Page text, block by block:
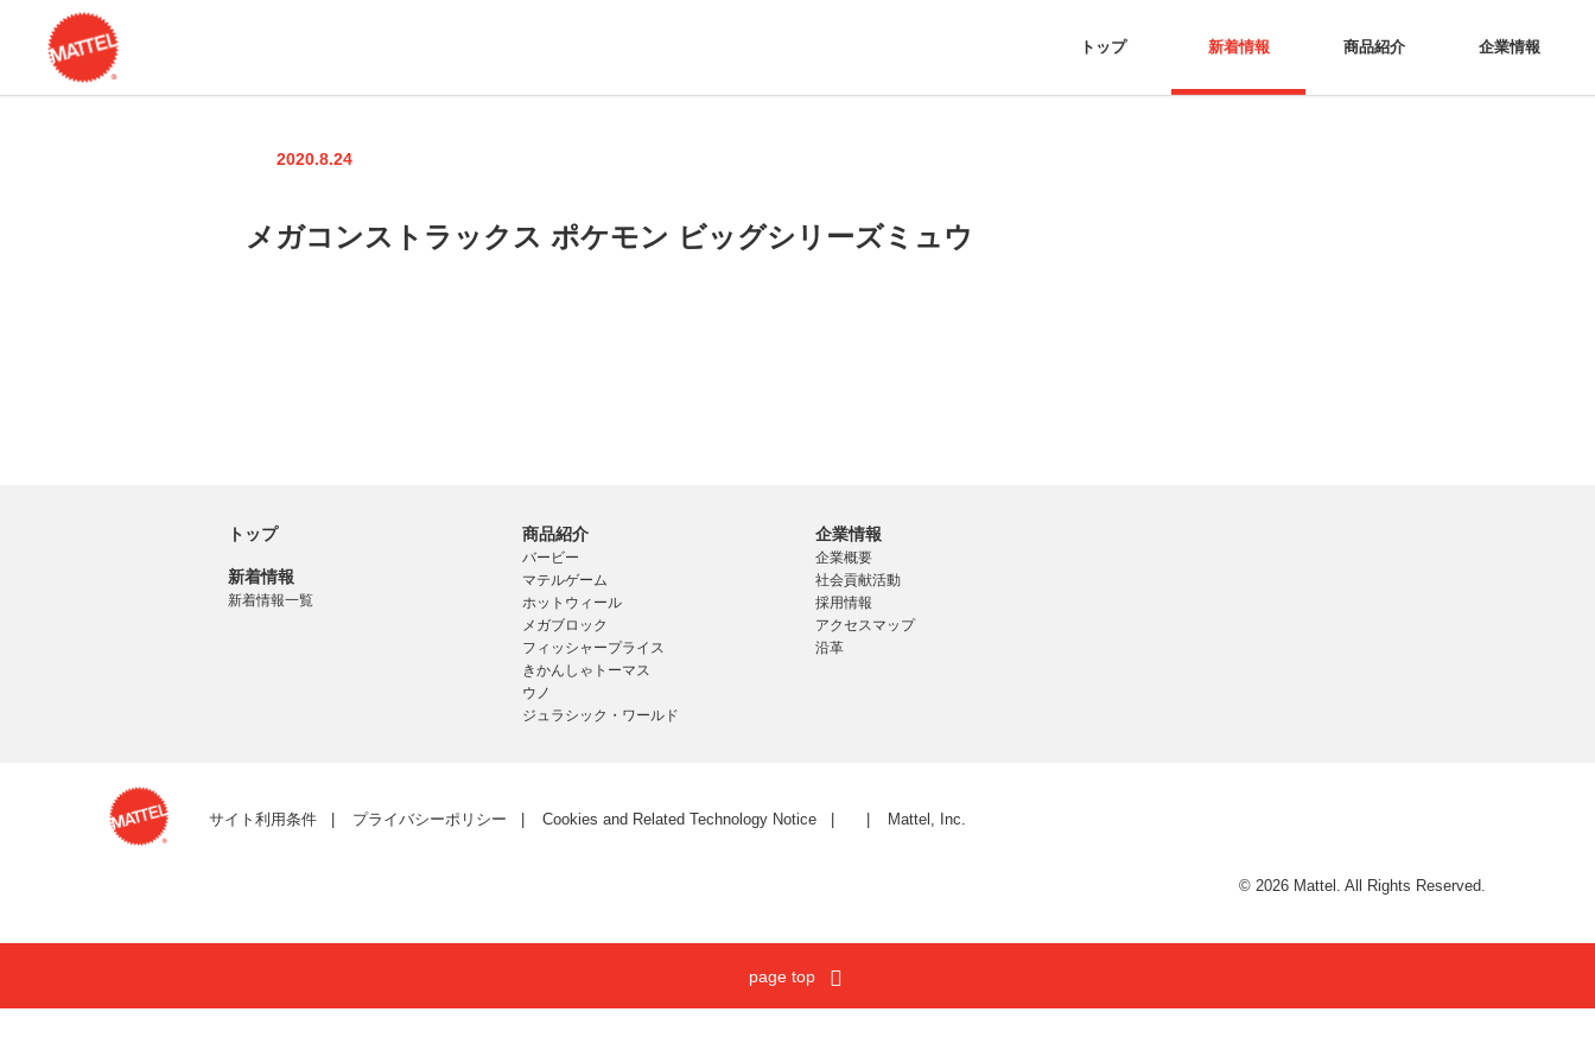
トップ 新着情報 商品紹介 企業情報
2020.8.24
メガコンストラックス ポケモン ビッグシリーズミュウ
トップ
新着情報
新着情報一覧
商品紹介
バービー
マテルゲーム
ホットウィール
メガブロック
フィッシャープライス
きかんしゃトーマス
ウノ
ジュラシック・ワールド
企業情報
企業概要
社会貢献活動
採用情報
アクセスマップ
沿革
サイト利用条件 プライバシーポリシー Cookies and Related Technology Notice Mattel, Inc.
© 2026 Mattel. All Rights Reserved.
page top